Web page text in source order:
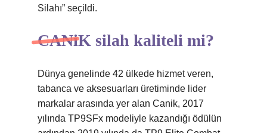
Silahı” seçildi.
CANiK silah kaliteli mi?
Dünya genelinde 42 ülkede hizmet veren,
tabanca ve aksesuarları üretiminde lider
markalar arasında yer alan Canik, 2017
yılında TP9SFx modeliyle kazandığı ödülün